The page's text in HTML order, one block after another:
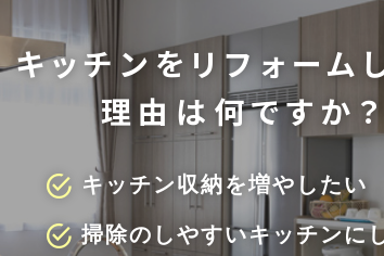
キッチンを リフォーム
理由は何ですか？
キッチン収納を増やしたい
掃除のしやすいキッチンに